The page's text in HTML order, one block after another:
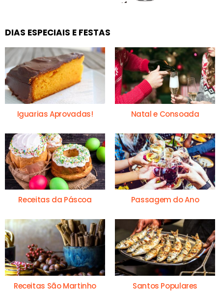
DIAS ESPECIAIS E FESTAS
Iguarias Aprovadas! Natal e Consoada
Receitas da Páscoa Passagem do Ano
Receitas São Martinho Santos Populares